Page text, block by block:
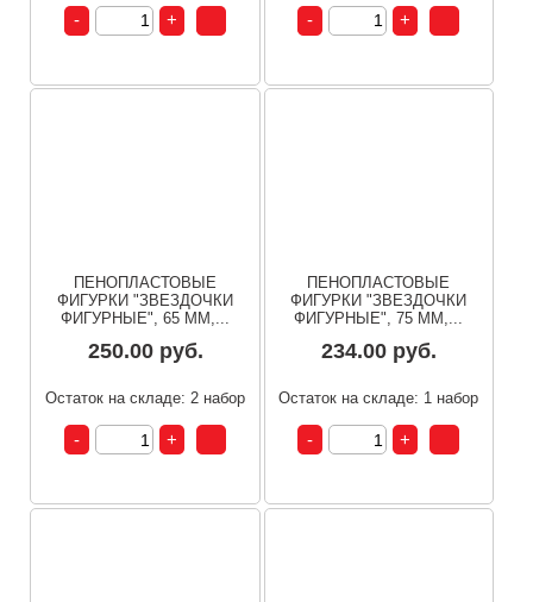
ПЕНОПЛАСТОВЫЕ
ФИГУРКИ "ЗВЕЗДОЧКИ
ФИГУРНЫЕ", 65 ММ,...
250.00 руб.
Остаток на складе: 2 набор
ПЕНОПЛАСТОВЫЕ
ФИГУРКИ "ЗВЕЗДОЧКИ
ФИГУРНЫЕ", 75 ММ,...
234.00 руб.
Остаток на складе: 1 набор